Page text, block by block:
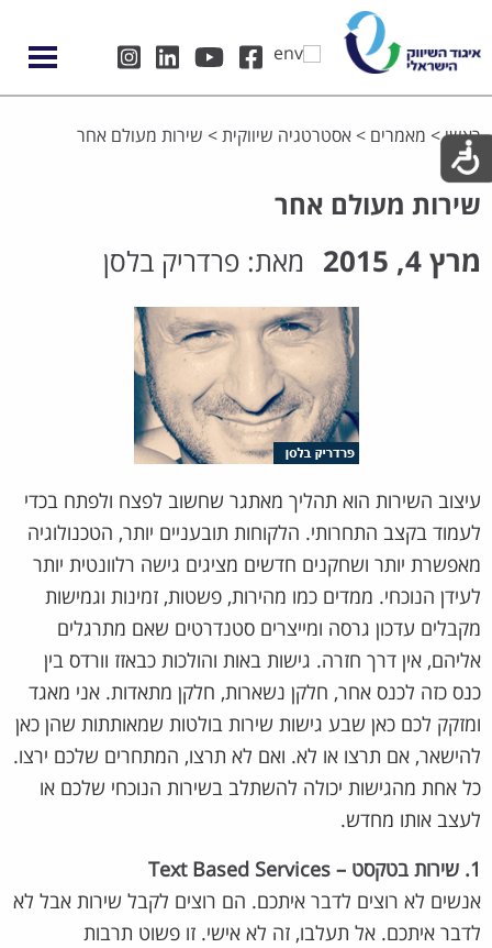
ראשי> מאמרים > אסטרטגיה שיווקית > שירות מעולם אחר
שירות מעולם אחר
מרץ 4, 2015 מאת: פרדריק בלסן
עיצוב השירות הוא תהליך מאתגר שחשוב לפצח ולפתח בכדי
לעמוד בקצב התחרותי. הלקוחות תובעניים יותר, הטכנולוגיה
מאפשרת יותר ושחקנים חדשים מציגים גישה רלוונטית יותר
לעידן הנוכחי. ממדים כמו מהירות, פשטות, זמינות וגמישות
מקבלים עדכון גרסה ומייצרים סטנדרטים שאם מתרגלים
אליהם, אין דרך חזרה. גישות באות והולכות כבאזז וורדס בין
כנס כזה לכנס אחר, חלקן נשארות, חלקן מתאדות. אני מאגד
ומזקק לכם כאן שבע גישות שירות בולטות שמאותתות שהן כאן
להישאר, אם תרצו או לא. ואם לא תרצו, המתחרים שלכם ירצו.
כל אחת מהגישות יכולה להשתלב בשירות הנוכחי שלכם או
לעצב אותו מחדש.
1. שירות בטקסט – Text Based Services
אנשים לא רוצים לדבר איתכם. הם רוצים לקבל שירות אבל לא
לדבר איתכם. אל תעלבו, זה לא אישי. זו פשוט תרבות